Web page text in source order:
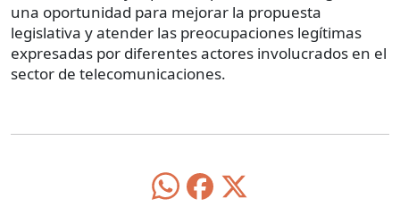
una oportunidad para mejorar la propuesta
legislativa y atender las preocupaciones legítimas
expresadas por diferentes actores involucrados en el
sector de telecomunicaciones.